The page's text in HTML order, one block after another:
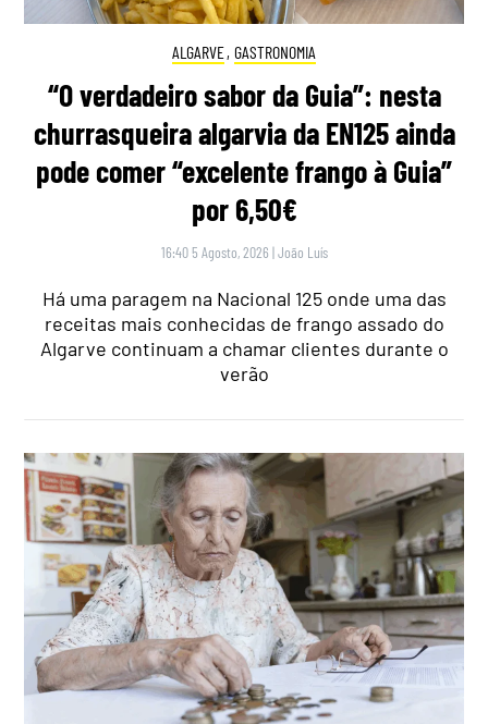
ALGARVE, GASTRONOMIA
“O verdadeiro sabor da Guia”: nesta
churrasqueira algarvia da EN125 ainda
pode comer “excelente frango à Guia”
por 6,50€
16:40 5 Agosto, 2026 |João Luís
Há uma paragem na Nacional 125 onde uma das
receitas mais conhecidas de frango assado do
Algarve continuam a chamar clientes durante o
verão